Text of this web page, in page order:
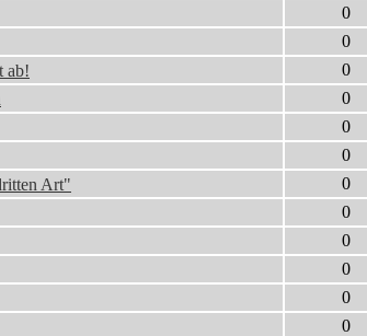
0
0
ab! 0
0
0
0
Art" 0
0
0
0
0
0